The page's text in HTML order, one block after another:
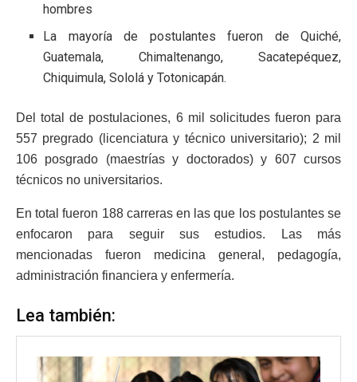
hombres
La mayoría de postulantes fueron de Quiché,
Guatemala, Chimaltenango, Sacatepéquez,
Chiquimula, Sololá y Totonicapán.
Del total de postulaciones, 6 mil solicitudes fueron para
557 pregrado (licenciatura y técnico universitario); 2 mil
106 posgrado (maestrías y doctorados) y 607 cursos
técnicos no universitarios.
En total fueron 188 carreras en las que los postulantes se
enfocaron para seguir sus estudios. Las más
mencionadas fueron medicina general, pedagogía,
administración financiera y enfermería.
Lea también: